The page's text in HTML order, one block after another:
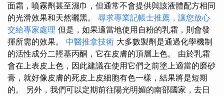
面霜，噴霧劑甚至濕巾，但通常不會提供與該液體配方相同
的光滑效果和天然曬黑。 尋求專業記帳士推薦，讓您放心
交給專家處理 但是，如果適當地使用自粉的乳霜，則會發
揮所需的效果。 中醫推拿技術 大多數製劑是通過化學機制
的活性成分二羥基丙酮，它在皮膚的頂層上色。 由於乳霜
會在上表皮上色，因此建議在使用它們之前塗上適當的磨砂
膏，就好像皮膚的死皮上皮細胞有色一樣，結果將是短期
的。 另外，我們可以定期前往陽光明媚的南部國家，去日